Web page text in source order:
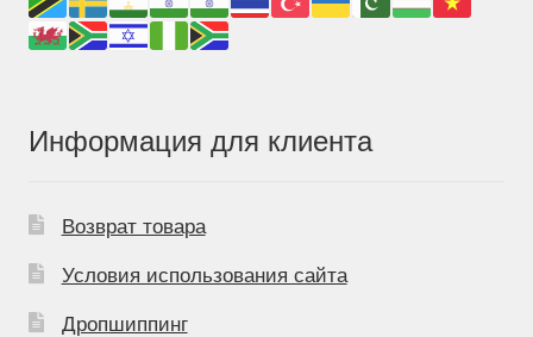
Информация для клиента
Возврат товара
Условия использования сайта
Дропшиппинг